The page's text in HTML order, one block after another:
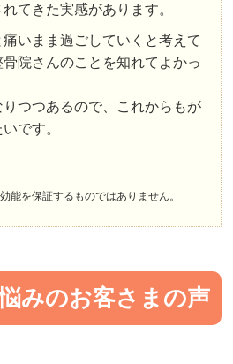
てきた実感があります。
いまま過ごしていくと考えて
院さんのことを知れてよかっ
つつあるので、これからもが
です。
能を保証するものではありません。
みのお客さまの声